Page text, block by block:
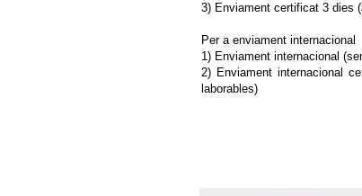
3) Enviament certificat 3 dies
Per a enviament internacional
1) Enviament internacional
2) Enviament internacional
laborables)